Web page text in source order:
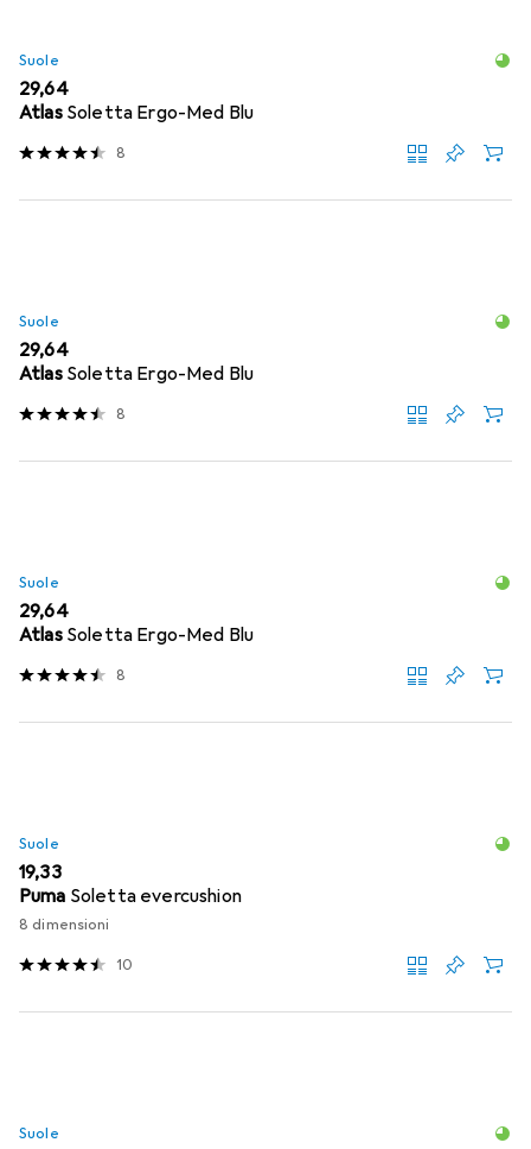
Suole
EUR
29,64
Atlas Soletta Ergo-Med Blu
8
Suole
EUR
29,64
Atlas Soletta Ergo-Med Blu
8
Suole
EUR
29,64
Atlas Soletta Ergo-Med Blu
8
Suole
EUR
19,33
Puma Soletta evercushion
8 dimensioni
10
Suole